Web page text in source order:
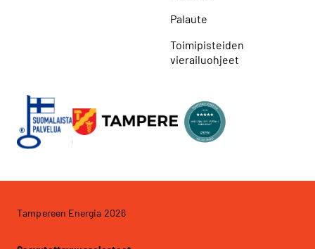
Palaute
Toimipisteiden
vierailuohjeet
Tampereen Energia 2026